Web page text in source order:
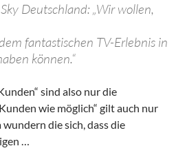
Deutschland: „Wir wollen,
fantastischen TV-Erlebnis in
können.“
sind also nur die
wie möglich“ gilt auch nur
die sich, dass die
…